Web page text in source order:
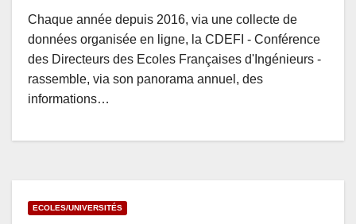
Chaque année depuis 2016, via une collecte de
données organisée en ligne, la CDEFI - Conférence
des Directeurs des Ecoles Françaises d'Ingénieurs -
rassemble, via son panorama annuel, des
informations…
ECOLES/UNIVERSITÉS